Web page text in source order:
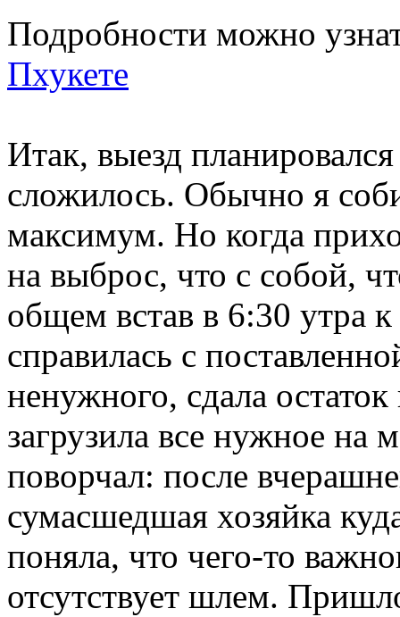
Подробности можно
Пхукете
Итак, выезд
сложилось. Обычно я
максимум. Но когда
на выброс, что с собой,
общем встав в 6:30 утра
справилась с
ненужного, сдала
загрузила все нужное на
поворчал: после
сумасшедшая хозяйка
поняла, что чего-то
отсутствует шлем.